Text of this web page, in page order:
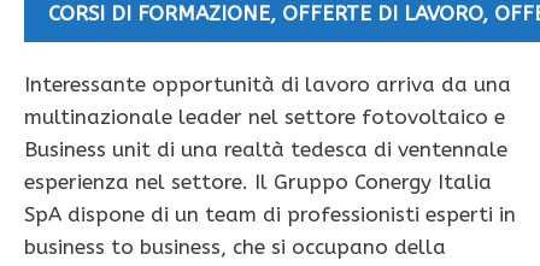
CORSI DI FORMAZIONE, OFFERTE DI LAVORO,
Interessante opportunità di lavoro arriva da una
multinazionale leader nel settore fotovoltaico e
Business unit di una realtà tedesca di ventennale
esperienza nel settore. Il Gruppo Conergy Italia
SpA dispone di un team di professionisti esperti in
business to business, che si occupano della